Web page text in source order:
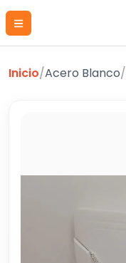
Inicio/Acero Blanco/